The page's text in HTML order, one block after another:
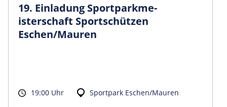
19. Einladung Sportparkme­
isterschaft Sportschützen
Eschen/Mauren
19:00 Uhr Sportpark Eschen/Mauren